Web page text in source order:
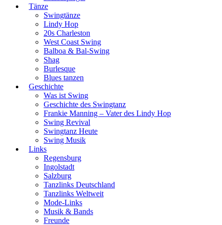
Tänze
Swingtänze
Lindy Hop
20s Charleston
West Coast Swing
Balboa & Bal-Swing
Shag
Burlesque
Blues tanzen
Geschichte
Was ist Swing
Geschichte des Swingtanz
Frankie Manning – Vater des Lindy Hop
Swing Revival
Swingtanz Heute
Swing Musik
Links
Regensburg
Ingolstadt
Salzburg
Tanzlinks Deutschland
Tanzlinks Weltweit
Mode-Links
Musik & Bands
Freunde